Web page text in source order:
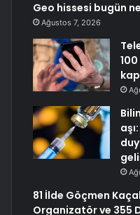
Geo hissesi bugün
Ağustos 7, 2026
81 İlde Göçmen
Organizatör ve 355